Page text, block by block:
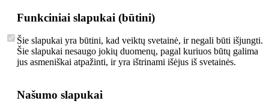
Funkciniai slapukai (būtini)
Šie slapukai yra būtini, kad veiktų svetainė, ir negali būti išjungti.
Šie slapukai nesaugo jokių duomenų, pagal kuriuos būtų galima
jus asmeniškai atpažinti, ir yra ištrinami išėjus iš svetainės.
Našumo slapukai